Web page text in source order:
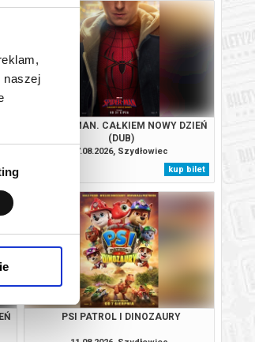
naszej
SPIDER-MAN. CAŁKIEM NOWY DZIEŃ
(DUB)
07.08.2026, Szydłowiec
kup bilet
PSI PATROL I DINOZAURY